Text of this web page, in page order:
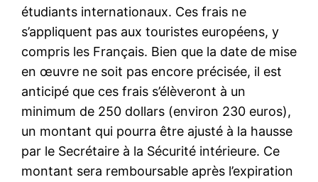
étudiants internationaux. Ces frais ne
s’appliquent pas aux touristes européens, y
compris les Français. Bien que la date de mise
en œuvre ne soit pas encore précisée, il est
anticipé que ces frais s’élèveront à un
minimum de 250 dollars (environ 230 euros),
un montant qui pourra être ajusté à la hausse
par le Secrétaire à la Sécurité intérieure. Ce
montant sera remboursable après l’expiration